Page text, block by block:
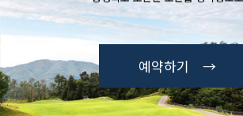
예약하기 →